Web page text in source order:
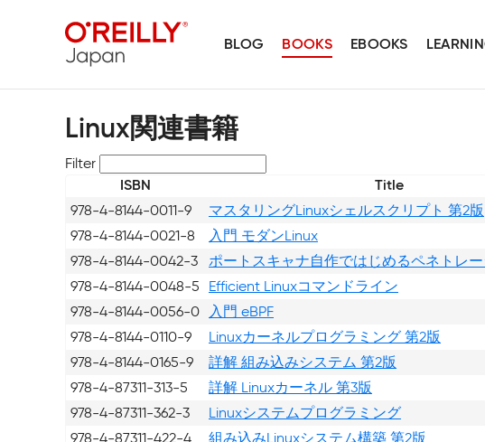
BLOG BOOKS EBOOKS
Linux関連書籍
Filter
ISBN Title
978-4-8144-0011-9 マスタリングLinuxシェルスクリプト 第2版
978-4-8144-0021-8
入門 モダンLinux
978-4-8144-0042-3
ポートスキャナ自作ではじめるペネトレ
978-4-8144-0048-5
Efficient Linuxコマンドライン
978-4-8144-0056-0
入門 eBPF
978-4-8144-0110-9
Linuxカーネルプログラミング 第2版
978-4-8144-0165-9
詳解 組み込みシステム 第2版
978-4-87311-313-5
詳解 Linuxカーネル 第3版
978-4-87311-362-3
Linuxシステムプログラミング
978-4-87311-422-4
組み込みLinuxシステム構築 第2版